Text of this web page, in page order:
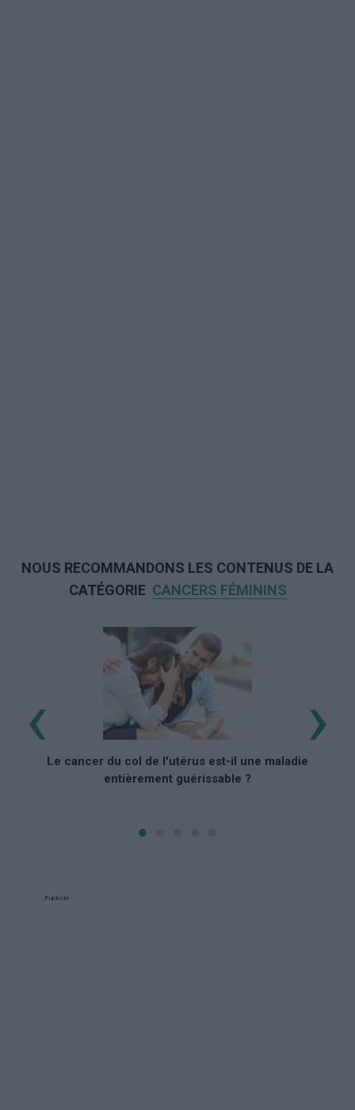
NOUS RECOMMANDONS LES CONTENUS DE LA
CATÉGORIE CANCERS FÉMININS
Le cancer du col de l'utérus est-il une maladie
entièrement guérissable ?
‹ ›
Publicité: